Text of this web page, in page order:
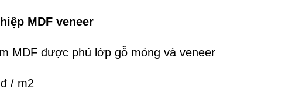
MDF veneer
MDF được phủ lớp gỗ mỏng và veneer
/ m2